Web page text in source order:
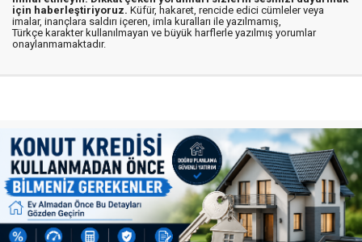
için haberleştiriyoruz. Küfür, hakaret, rencide edici cümleler veya
imalar, inançlara saldırı içeren, imla kuralları ile yazılmamış,
Türkçe karakter kullanılmayan ve büyük harflerle yazılmış yorumlar
onaylanmamaktadır.